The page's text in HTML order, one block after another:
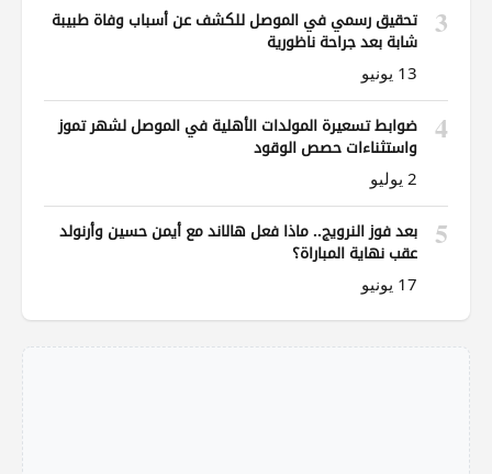
3
تحقيق رسمي في الموصل للكشف عن أسباب وفاة طبيبة
شابة بعد جراحة ناظورية
13 يونيو
4
ضوابط تسعيرة المولدات الأهلية في الموصل لشهر تموز
واستثناءات حصص الوقود
2 يوليو
5
بعد فوز النرويج.. ماذا فعل هالاند مع أيمن حسين وأرنولد
عقب نهاية المباراة؟
17 يونيو